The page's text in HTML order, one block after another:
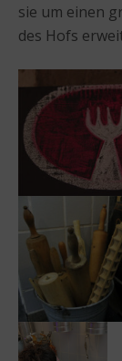
sie um einen
des Hofs